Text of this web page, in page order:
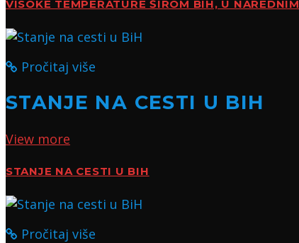
VISOKE TEMPERATURE ŠIROM BIH, U
Pročitaj više
STANJE NA CESTI U BIH
View more
STANJE NA CESTI U BIH
Pročitaj više